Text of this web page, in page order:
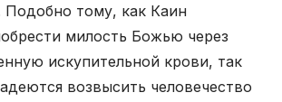
Подобно тому, как Каин
милость Божью через
искупительной крови, так
возвысить человечество